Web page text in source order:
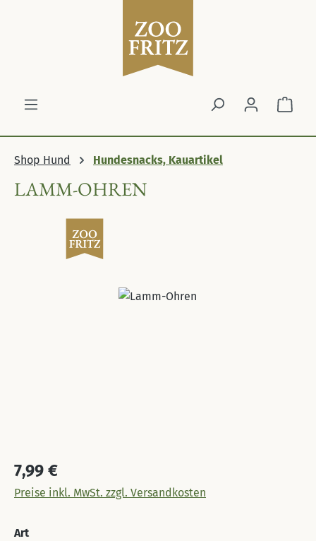
Shop Hund Hundesnacks, Kauartikel
LAMM-OHREN
Bildergalerie überspringen
Regulärer Preis:
7,99 €
Preise inkl. MwSt. zzgl. Versandkosten
Artauswählen